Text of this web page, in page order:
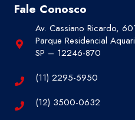
Fale Conosco
Av. Cassiano Ricardo,
Parque Residencial
SP – 12246-870
(11) 2295-5950
(12) 3500-0632